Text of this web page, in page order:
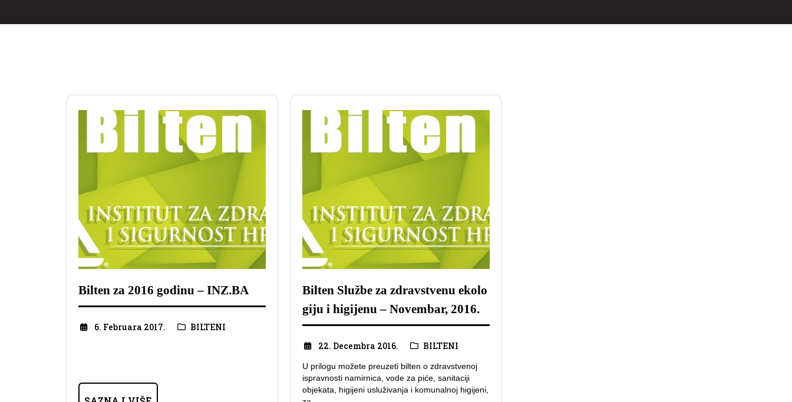
Bilten za 2016 godinu – INZ.BA
6. Februara 2017. BILTENI
Bilten Službe za zdravstvenu ekolo
giju i higijenu – Novembar, 2016.
22. Decembra 2016. BILTENI
U prilogu možete preuzeti bilten o zdravstvenoj
ispravnosti namirnica, vode za piće, sanitaciji
objekata, higijeni usluživanja i komunalnoj higijeni,